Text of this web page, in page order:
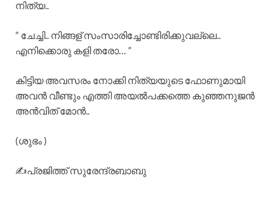
നിത്യ..
” ചേച്ചി.. നിങ്ങള് സംസാരിച്ചോണ്ടിരിക്കുവല്ലെ..
എനിക്കൊരു കളി തരോ… ”
കിട്ടിയ അവസരം നോക്കി നിത്യയുടെ ഫോണുമായി
അവൻ വീണ്ടും എത്തി അയൽപക്കത്തെ കുഞ്ഞനുജൻ
അൻവിത് മോൻ..
(ശുഭം )
✍️പ്രജിത്ത് സുരേന്ദ്രബാബു